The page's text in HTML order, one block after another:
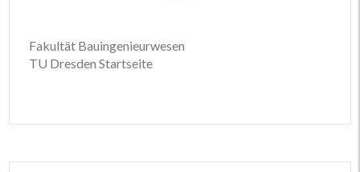
Fakultät Bauingenieurwesen
TU Dresden Startseite